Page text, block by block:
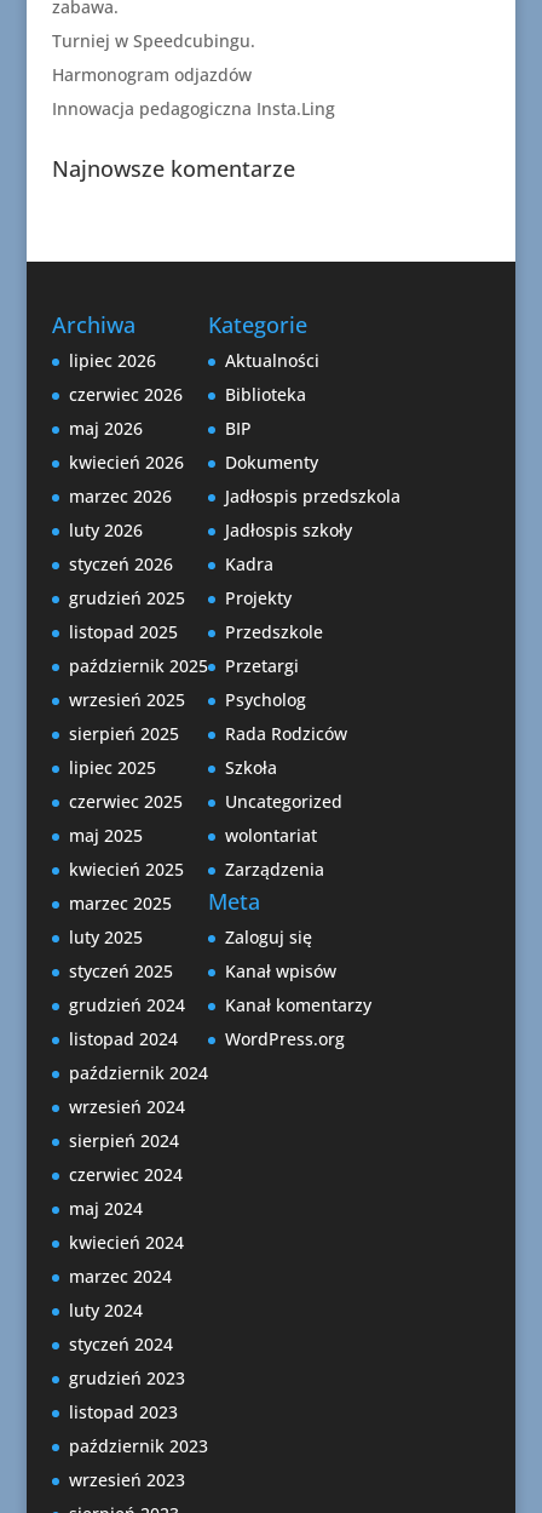
zabawa.
Turniej w Speedcubingu.
Harmonogram odjazdów
Innowacja pedagogiczna Insta.Ling
Najnowsze komentarze
Archiwa
lipiec 2026
czerwiec 2026
maj 2026
kwiecień 2026
marzec 2026
luty 2026
styczeń 2026
grudzień 2025
listopad 2025
październik 2025
wrzesień 2025
sierpień 2025
lipiec 2025
czerwiec 2025
maj 2025
kwiecień 2025
marzec 2025
luty 2025
styczeń 2025
grudzień 2024
listopad 2024
październik 2024
wrzesień 2024
sierpień 2024
czerwiec 2024
maj 2024
kwiecień 2024
marzec 2024
luty 2024
styczeń 2024
grudzień 2023
listopad 2023
październik 2023
wrzesień 2023
Kategorie
Aktualności
Biblioteka
BIP
Dokumenty
Jadłospis przedszkola
Jadłospis szkoły
Kadra
Projekty
Przedszkole
Przetargi
Psycholog
Rada Rodziców
Szkoła
Uncategorized
wolontariat
Zarządzenia
Meta
Zaloguj się
Kanał wpisów
Kanał komentarzy
WordPress.org